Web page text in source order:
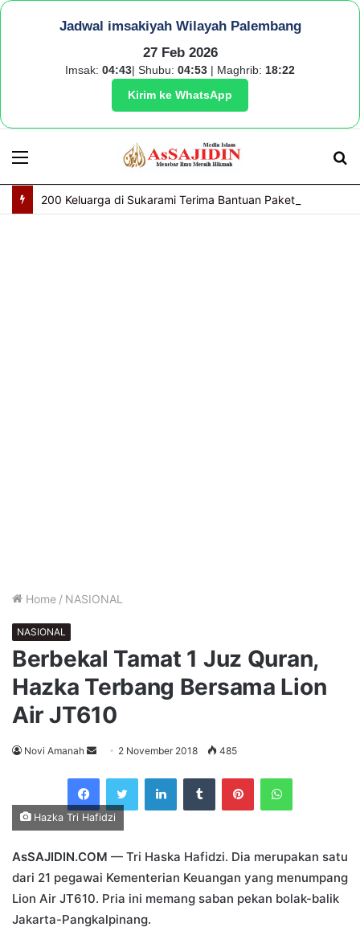
Jadwal imsakiyah Wilayah Palembang
27 Feb 2026
Imsak: 04:43| Shubu: 04:53 | Maghrib: 18:22
Kirim ke WhatsApp
Menu
Home / NASIONAL
NASIONAL
Berbekal Tamat 1 Juz Quran,
Hazka Terbang Bersama Lion
Air JT610
Novi Amanah
Send
email
2 November 2018 485
FacebookTwitterLinkedInTumblrPinterestWhatsApp
Hazka Tri Hafidzi
AsSAJIDIN.COM — Tri Haska Hafidzi. Dia merupakan satu
dari 21 pegawai Kementerian Keuangan yang menumpang
Lion Air JT610. Pria ini memang saban pekan bolak-balik
Jakarta-Pangkalpinang.